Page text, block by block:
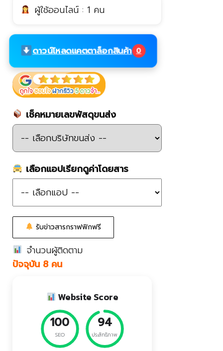
ผู้ใช้ออนไลน์ : 1 คน
ดาวน์โหลดแคตตาล็อกสินค้า 0
เช็คหมายเลขพัสดุขนส่ง
เลือกแอปเรียกดูค่าโดยสาร
รับข่าวสารกราฟฟิกฟรี
จำนวนผู้ติดตาม
ปัจจุบัน 8 คน
Website Score
100
SEO
94
ประสิทธิภาพ